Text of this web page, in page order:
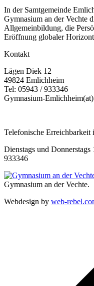
In der Samtgemeinde
Gymnasium an der Vechte
Allgemeinbildung, die
Eröffnung globaler
Kontakt
Lägen Diek 12
49824 Emlichheim
Tel: 05943 / 933346
Gymnasium-
Telefonische Erreichbarkeit
Dienstags und
933346
Gymnasium an der Vechte.
Webdesign by web-